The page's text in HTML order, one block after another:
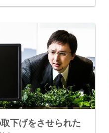
下げをさせられた